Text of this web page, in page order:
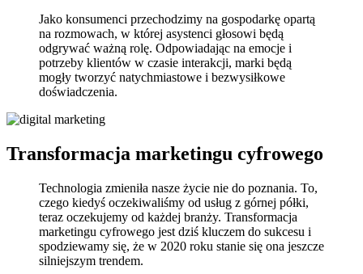
Jako konsumenci przechodzimy na gospodarkę opartą
na rozmowach, w której asystenci głosowi będą
odgrywać ważną rolę. Odpowiadając na emocje i
potrzeby klientów w czasie interakcji, marki będą
mogły tworzyć natychmiastowe i bezwysiłkowe
doświadczenia.
Transformacja marketingu cyfrowego
Technologia zmieniła nasze życie nie do poznania. To,
czego kiedyś oczekiwaliśmy od usług z górnej półki,
teraz oczekujemy od każdej branży. Transformacja
marketingu cyfrowego jest dziś kluczem do sukcesu i
spodziewamy się, że w 2020 roku stanie się ona jeszcze
silniejszym trendem.